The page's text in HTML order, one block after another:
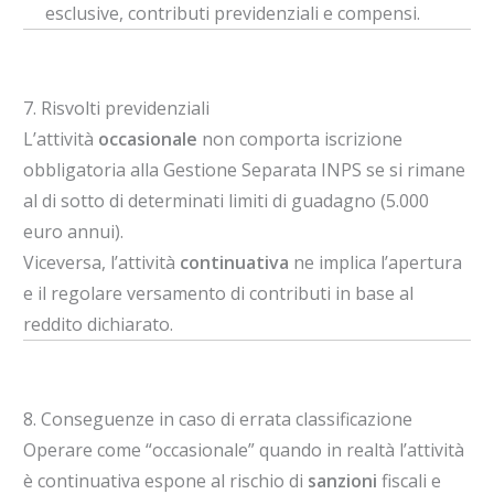
esclusive, contributi previdenziali e compensi.
7. Risvolti previdenziali
L’attività occasionale non comporta iscrizione
obbligatoria alla Gestione Separata INPS se si rimane
al di sotto di determinati limiti di guadagno (5.000
euro annui).
Viceversa, l’attività continuativa ne implica l’apertura
e il regolare versamento di contributi in base al
reddito dichiarato.
8. Conseguenze in caso di errata classificazione
Operare come “occasionale” quando in realtà l’attività
è continuativa espone al rischio di sanzioni fiscali e